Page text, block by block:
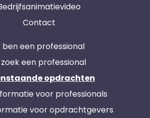
Contact
ben een professional
zoek een professional
opdrachten
voor professionals
voor opdrachtgevers